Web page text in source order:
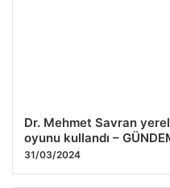
Dr. Mehmet Savran
oyunu kullandı –
31/03/2024